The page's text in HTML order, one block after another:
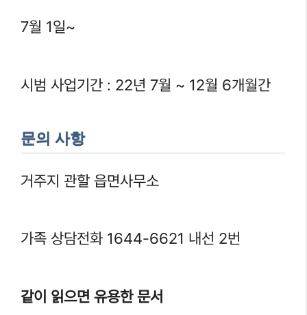
7월 1일~
시범 사업기간 : 22년 7월 ~ 12월 6개월간
문의 사항
거주지 관할 읍면사무소
가족 상담전화 1644-6621 내선 2번
같이 읽으면 유용한 문서